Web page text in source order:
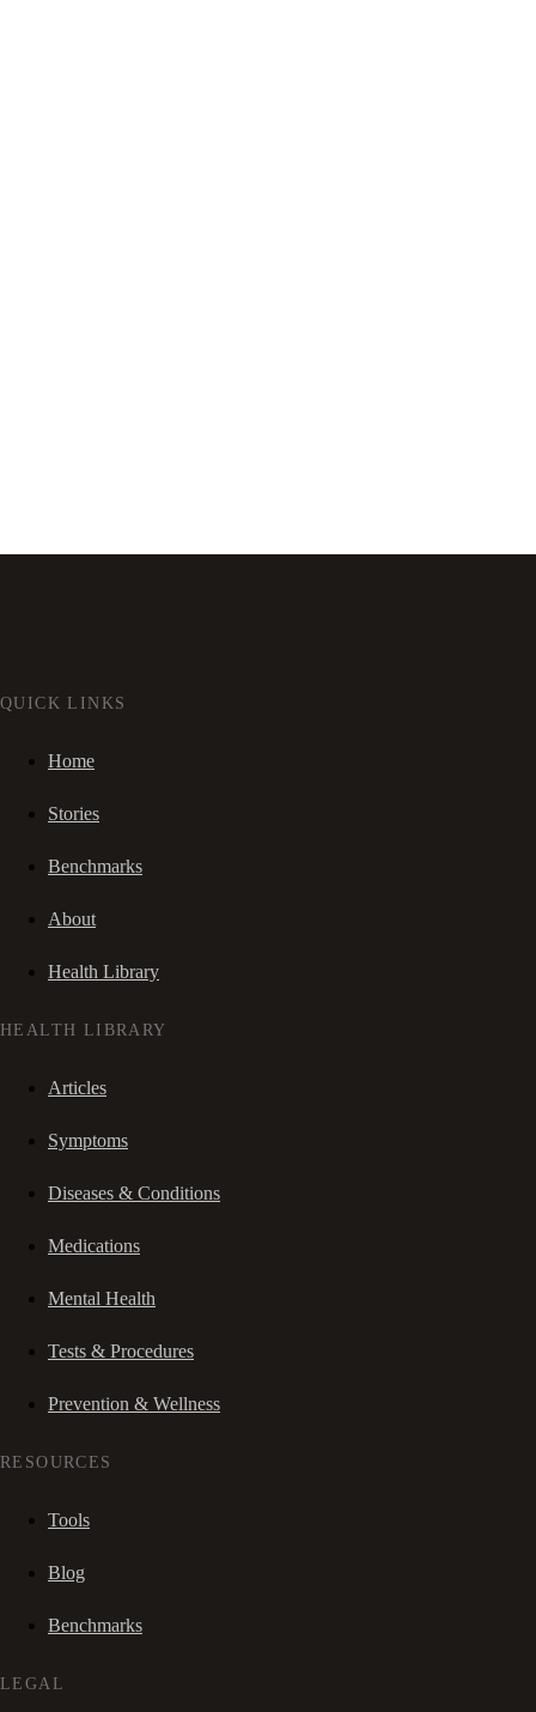
QUICK LINKS
Home
Stories
Benchmarks
About
Health Library
HEALTH LIBRARY
Articles
Symptoms
Diseases & Conditions
Medications
Mental Health
Tests & Procedures
Prevention & Wellness
RESOURCES
Tools
Blog
Benchmarks
LEGAL